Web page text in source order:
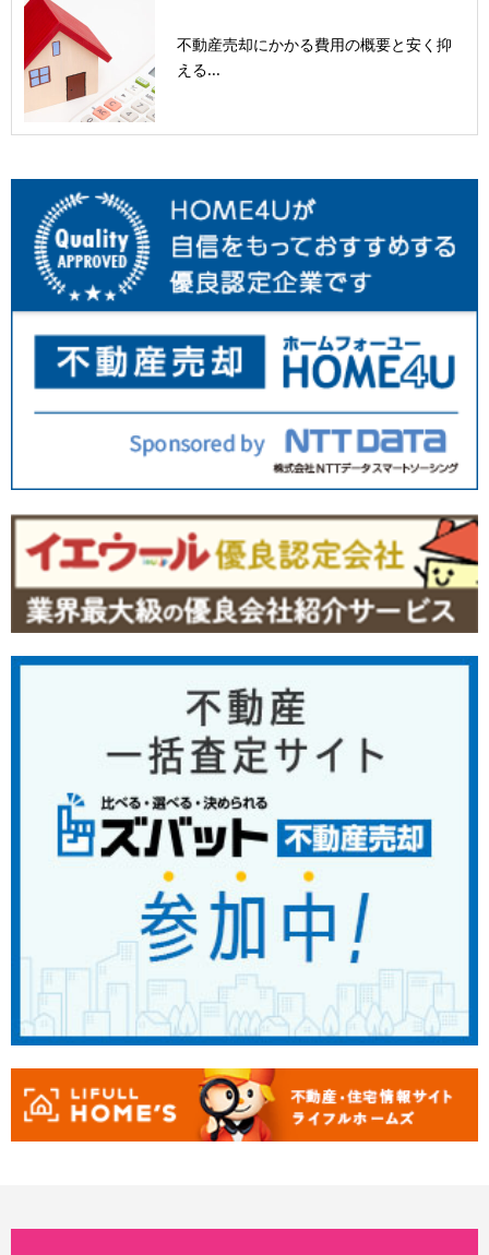
不動産売却にかかる費用の概要と安く抑
える...